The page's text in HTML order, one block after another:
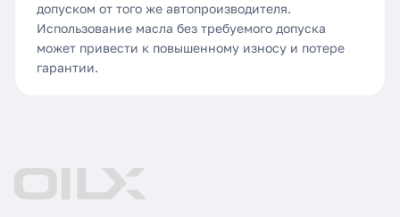
допуском от того же автопроизводителя.
Использование масла без требуемого допуска
может привести к повышенному износу и потере
гарантии.